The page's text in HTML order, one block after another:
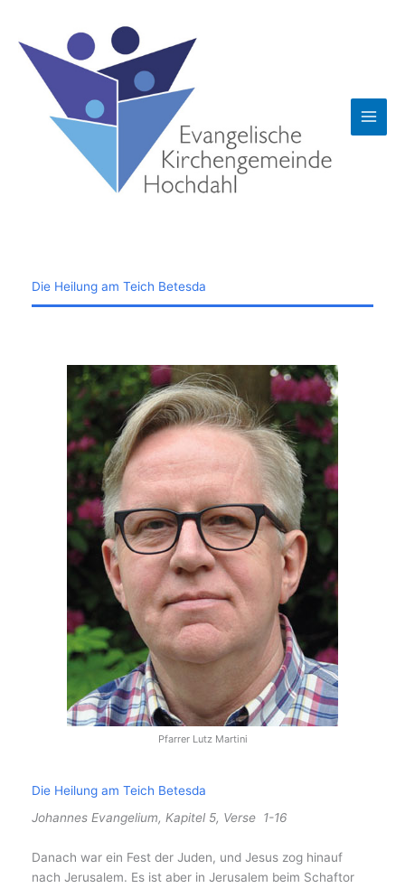
springen
Die Heilung am Teich Betesda
Pfarrer Lutz Martini
Die Heilung am Teich Betesda
Johannes Evangelium, Kapitel 5, Verse 1-16
Danach war ein Fest der Juden, und Jesus zog hinauf
nach Jerusalem. Es ist aber in Jerusalem beim Schaftor